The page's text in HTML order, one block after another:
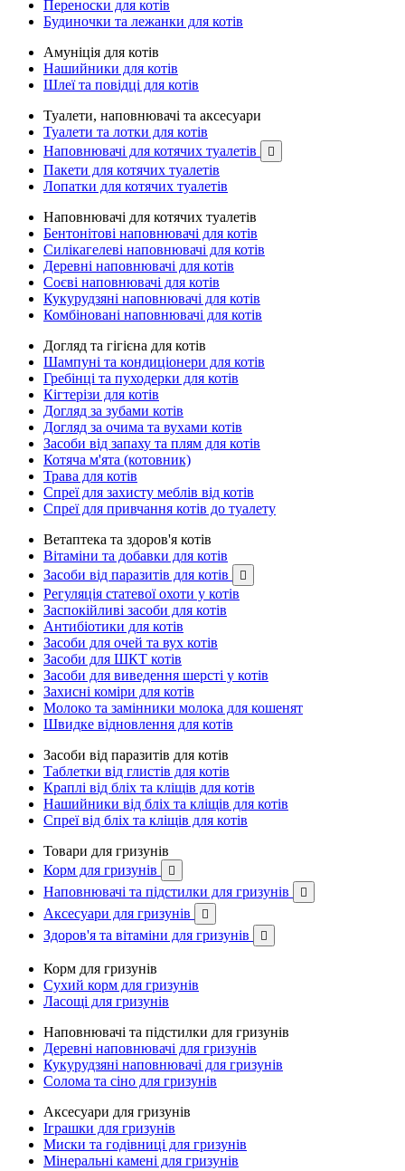
Переноски для котів
Будиночки та лежанки для котів
Амуніція для котів
Нашийники для котів
Шлеї та повідці для котів
Туалети, наповнювачі та аксесуари
Туалети та лотки для котів
Наповнювачі для котячих туалетів

Пакети для котячих туалетів
Лопатки для котячих туалетів
Наповнювачі для котячих туалетів
Бентонітові наповнювачі для котів
Силікагелеві наповнювачі для котів
Деревні наповнювачі для котів
Соєві наповнювачі для котів
Кукурудзяні наповнювачі для котів
Комбіновані наповнювачі для котів
Догляд та гігієна для котів
Шампуні та кондиціонери для котів
Гребінці та пуходерки для котів
Кігтерізи для котів
Догляд за зубами котів
Догляд за очима та вухами котів
Засоби від запаху та плям для котів
Котяча м'ята (котовник)
Трава для котів
Спреї для захисту меблів від котів
Спреї для привчання котів до туалету
Ветаптека та здоров'я котів
Вітаміни та добавки для котів
Засоби від паразитів для котів

Регуляція статевої охоти у котів
Заспокійливі засоби для котів
Антибіотики для котів
Засоби для очей та вух котів
Засоби для ШКТ котів
Засоби для виведення шерсті у котів
Захисні коміри для котів
Молоко та замінники молока для кошенят
Швидке відновлення для котів
Засоби від паразитів для котів
Таблетки від глистів для котів
Краплі від бліх та кліщів для котів
Нашийники від бліх та кліщів для котів
Спреї від бліх та кліщів для котів
Товари для гризунів
Корм для гризунів

Наповнювачі та підстилки для гризунів 
Аксесуари для гризунів 
Здоров'я та вітаміни для гризунів 
Корм для гризунів
Сухий корм для гризунів
Ласощі для гризунів
Наповнювачі та підстилки для гризунів
Деревні наповнювачі для гризунів
Кукурудзяні наповнювачі для гризунів
Солома та сіно для гризунів
Аксесуари для гризунів
Іграшки для гризунів
Миски та годівниці для гризунів
Мінеральні камені для гризунів